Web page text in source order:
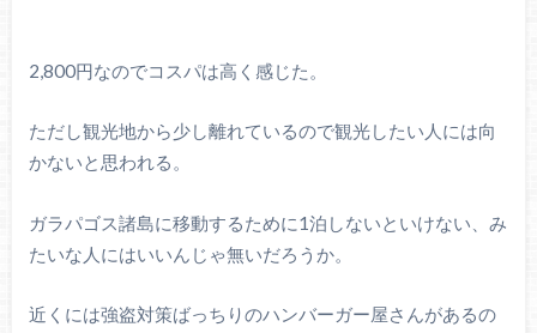
2,800円なのでコスパは高く感じた。
ただし観光地から少し離れているので観光したい人には向
かないと思われる。
ガラパゴス諸島に移動するために1泊しないといけない、み
たいな人にはいいんじゃ無いだろうか。
近くには強盗対策ばっちりのハンバーガー屋さんがあるの